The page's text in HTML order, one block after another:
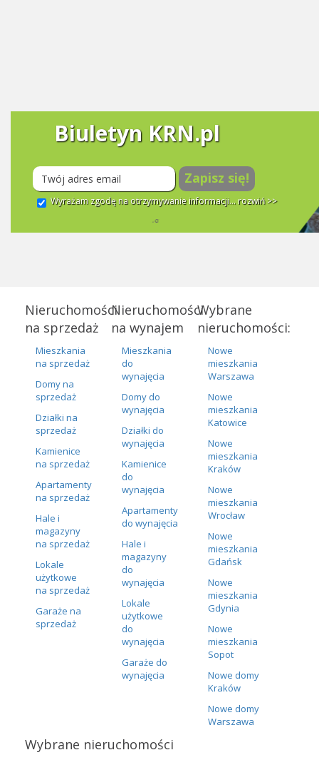
Biuletyn KRN.pl
Zapisz się!
Wyrażam zgodę na otrzymywanie informacji... rozwiń >>
Nieruchomości
na sprzedaż
Mieszkania
na sprzedaż
Domy na
sprzedaż
Działki na
sprzedaż
Kamienice
na sprzedaż
Apartamenty
na sprzedaż
Hale i
magazyny
na sprzedaż
Lokale
użytkowe
na sprzedaż
Garaże na
sprzedaż
Nieruchomości
na wynajem
Mieszkania
do
wynajęcia
Domy do
wynajęcia
Działki do
wynajęcia
Kamienice
do
wynajęcia
Apartamenty
do wynajęcia
Hale i
magazyny
do
wynajęcia
Lokale
użytkowe
do
wynajęcia
Garaże do
wynajęcia
Wybrane
nieruchomości:
Nowe
mieszkania
Warszawa
Nowe
mieszkania
Katowice
Nowe
mieszkania
Kraków
Nowe
mieszkania
Wrocław
Nowe
mieszkania
Gdańsk
Nowe
mieszkania
Gdynia
Nowe
mieszkania
Sopot
Nowe domy
Kraków
Nowe domy
Warszawa
Wybrane nieruchomości